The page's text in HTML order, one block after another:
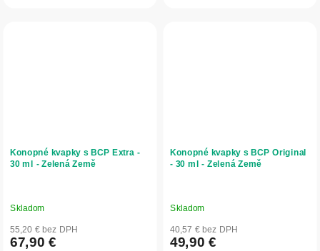
Konopné kvapky s BCP Extra -
30 ml - Zelená Země
Skladom
55,20 € bez DPH
67,90 €
Konopné kvapky s BCP Original
- 30 ml - Zelená Země
Skladom
40,57 € bez DPH
49,90 €